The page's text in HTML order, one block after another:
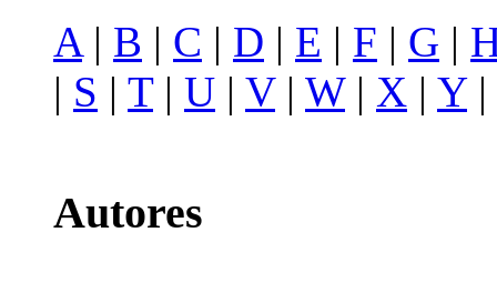
A | B | C | D | E | F | G |
| S | T| U | V| W| X | Y|
Autores